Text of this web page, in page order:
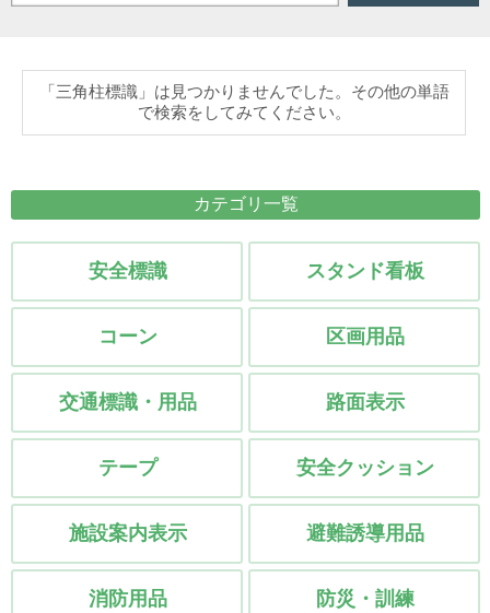
商品在庫照会
プラバシーポリシー
「三角柱標識」は見つかりませんでした。その他の単語
で検索をしてみてください。
カテゴリ一覧
安全標識 スタンド看板
コーン 区画用品
交通標識・用品 路面表示
テープ 安全クッション
施設案内表示 避難誘導用品
消防用品 防災・訓練